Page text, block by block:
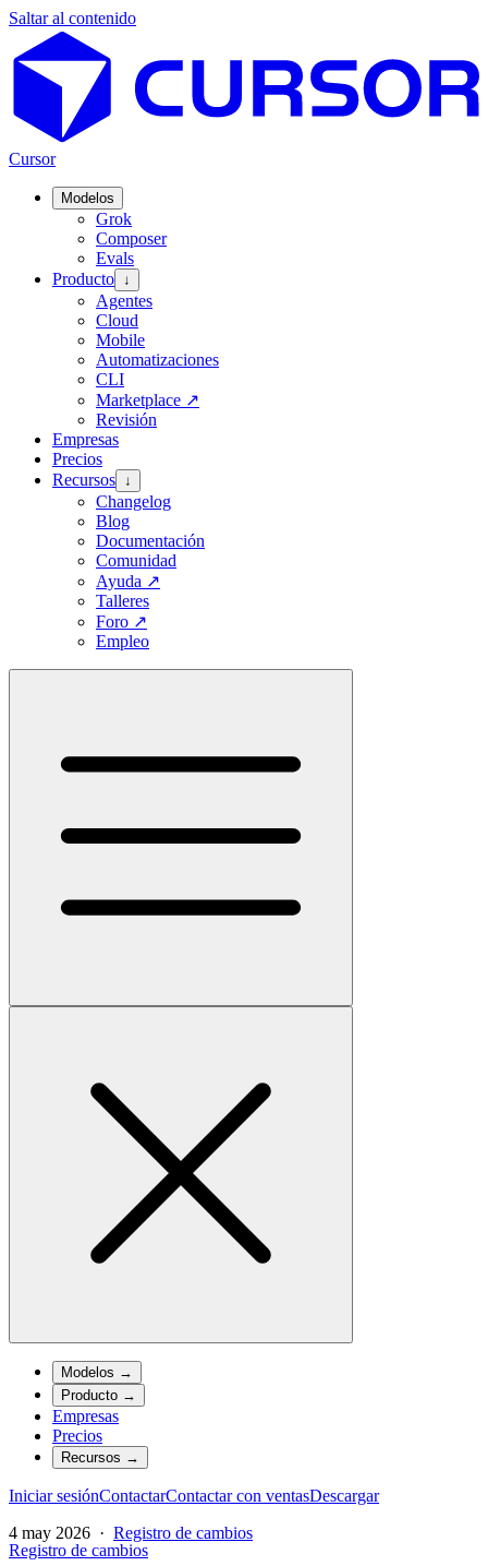
Saltar al contenido
Cursor
Modelos
Grok
Composer
Evals
Producto ↓
Agentes
Cloud
Mobile
Automatizaciones
CLI
Marketplace ↗
Revisión
Empresas
Precios
Recursos ↓
Changelog
Blog
Documentación
Comunidad
Ayuda ↗
Talleres
Foro ↗
Empleo
Modelos →
Producto →
Empresas
Precios
Recursos →
Iniciar sesiónContactarContactar con ventasDescargar
4 may 2026 · Registro de cambios
Registro de cambios